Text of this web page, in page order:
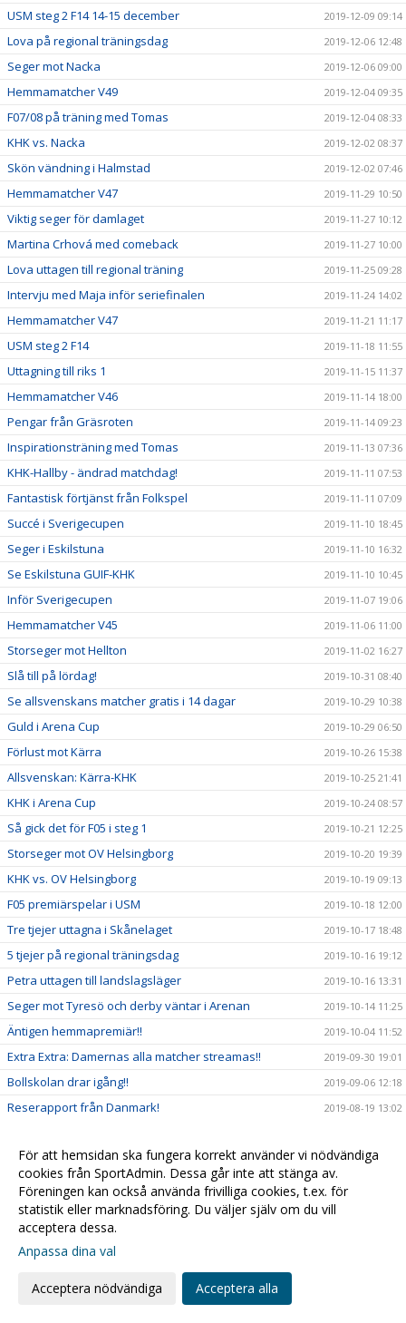
USM steg 2 F14 14-15 december 2019-12-09 09:14
Lova på regional träningsdag 2019-12-06 12:48
Seger mot Nacka 2019-12-06 09:00
Hemmamatcher V49 2019-12-04 09:35
F07/08 på träning med Tomas 2019-12-04 08:33
KHK vs. Nacka 2019-12-02 08:37
Skön vändning i Halmstad 2019-12-02 07:46
Hemmamatcher V47 2019-11-29 10:50
Viktig seger för damlaget 2019-11-27 10:12
Martina Crhová med comeback 2019-11-27 10:00
Lova uttagen till regional träning 2019-11-25 09:28
Intervju med Maja inför seriefinalen 2019-11-24 14:02
Hemmamatcher V47 2019-11-21 11:17
USM steg 2 F14 2019-11-18 11:55
Uttagning till riks 1 2019-11-15 11:37
Hemmamatcher V46 2019-11-14 18:00
Pengar från Gräsroten 2019-11-14 09:23
Inspirationsträning med Tomas 2019-11-13 07:36
KHK-Hallby - ändrad matchdag! 2019-11-11 07:53
Fantastisk förtjänst från Folkspel 2019-11-11 07:09
Succé i Sverigecupen 2019-11-10 18:45
Seger i Eskilstuna 2019-11-10 16:32
Se Eskilstuna GUIF-KHK 2019-11-10 10:45
Inför Sverigecupen 2019-11-07 19:06
Hemmamatcher V45 2019-11-06 11:00
Storseger mot Hellton 2019-11-02 16:27
Slå till på lördag! 2019-10-31 08:40
Se allsvenskans matcher gratis i 14 dagar 2019-10-29 10:38
Guld i Arena Cup 2019-10-29 06:50
Förlust mot Kärra 2019-10-26 15:38
Allsvenskan: Kärra-KHK 2019-10-25 21:41
KHK i Arena Cup 2019-10-24 08:57
Så gick det för F05 i steg 1 2019-10-21 12:25
Storseger mot OV Helsingborg 2019-10-20 19:39
KHK vs. OV Helsingborg 2019-10-19 09:13
F05 premiärspelar i USM 2019-10-18 12:00
Tre tjejer uttagna i Skånelaget 2019-10-17 18:48
5 tjejer på regional träningsdag 2019-10-16 19:12
Petra uttagen till landslagsläger 2019-10-16 13:31
Seger mot Tyresö och derby väntar i Arenan 2019-10-14 11:25
Äntigen hemmapremiär!! 2019-10-04 11:52
Extra Extra: Damernas alla matcher streamas!! 2019-09-30 19:01
Bollskolan drar igång!! 2019-09-06 12:18
Reserapport från Danmark! 2019-08-19 13:02
Beachhandboll med F09 2019-07-25 11:19
Framgång i sanden! 2019-07-17 13:00
Mer Partille! 2019-07-05 17:21
Klassikern: Partille Cup!
Rapport från Kroatien
Framgångar för våra yngre tjejer!
För att hemsidan ska fungera korrekt använder vi nödvändiga
cookies från SportAdmin. Dessa går inte att stänga av.
Föreningen kan också använda frivilliga cookies, t.ex. för
statistik eller marknadsföring. Du väljer själv om du vill
acceptera dessa.
Anpassa dina val
Acceptera nödvändiga Acceptera alla